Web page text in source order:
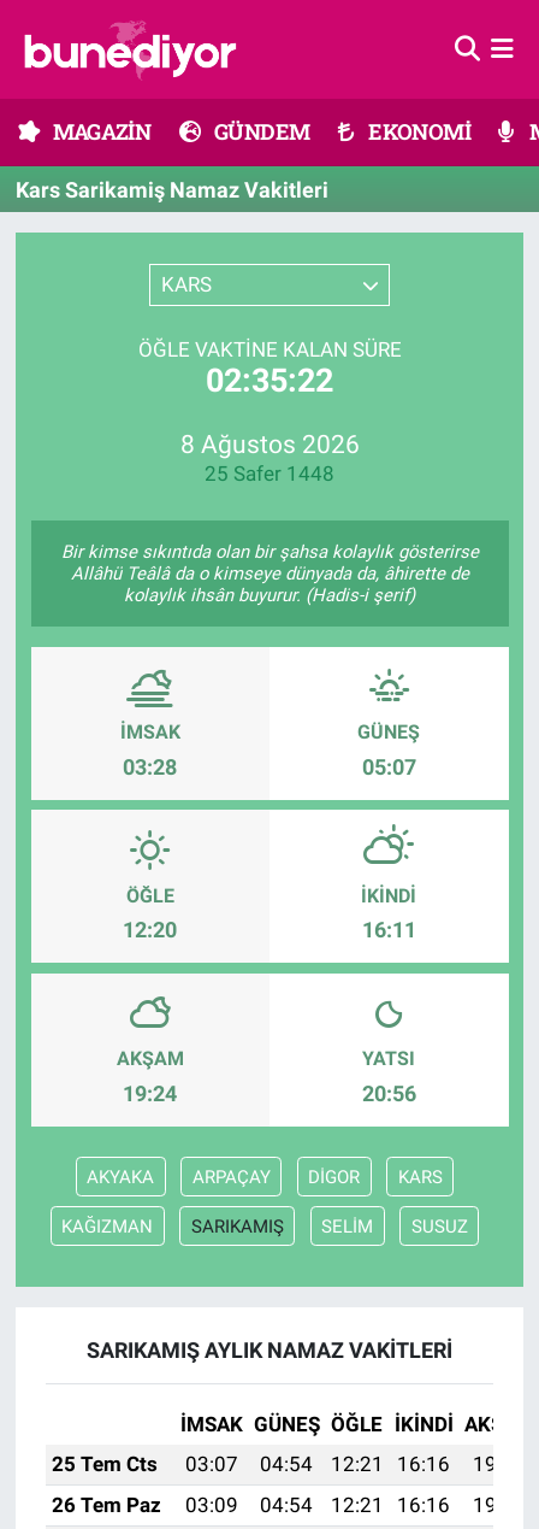
MAGAZİN GÜNDEM EKONOMİ
Kars Sarikamiş Namaz Vakitleri
KARS
ÖĞLE VAKTINE KALAN SÜRE
02:35:22
8 Ağustos 2026
25 Safer 1448
Bir kimse sıkıntıda olan bir şahsa kolaylık gösterirse
Allâhü Teâlâ da o kimseye dünyada da, âhirette de
kolaylık ihsân buyurur. (Hadis-i şerif)
İMSAK
03:28
GÜNEŞ
05:07
ÖĞLE
12:20
İKINDI
16:11
AKŞAM
19:24
YATSI
20:56
AKYAKA ARPAÇAY DİGOR KARS
KAĞIZMAN SARIKAMIŞ SELİM SUSUZ
SARIKAMIŞ AYLIK NAMAZ VAKITLERI
İMSAK GÜNEŞ ÖĞLE İKINDI AKŞAM
25 Tem Cts
03:07 04:54 12:21 16:16
19:39
26 Tem Paz
03:09 04:54 12:21 16:16
19:38
Dünya
Müzik
Sağlık
Spor
Teknoloji
Tv Medya
EKONOMİ
TV MEDYA
KÜLTÜR SANAT
Süper Lig Puan Durumu ve Fikstür
Tüm Manşetler
Son Dakika Haberleri